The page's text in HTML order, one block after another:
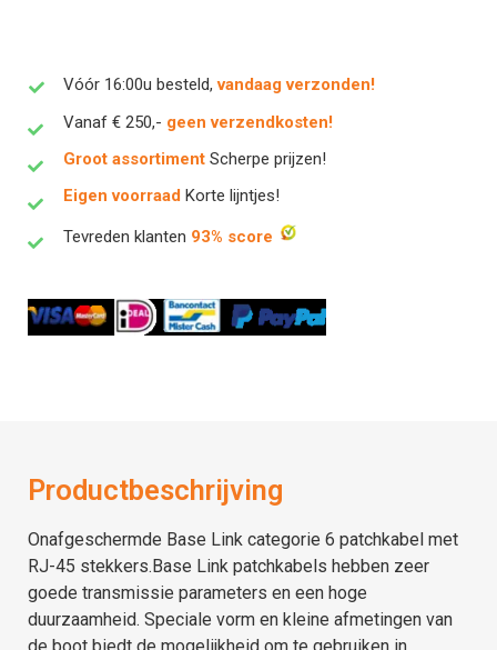
Vóór 16:00u besteld,vandaag verzonden!
Vanaf € 250,- geen verzendkosten!
Groot assortiment Scherpe prijzen!
Eigen voorraad Korte lijntjes!
Tevreden klanten 93% score
Productbeschrijving
Onafgeschermde Base Link categorie 6 patchkabel met
RJ-45 stekkers.Base Link patchkabels hebben zeer
goede transmissie parameters en een hoge
duurzaamheid. Speciale vorm en kleine afmetingen van